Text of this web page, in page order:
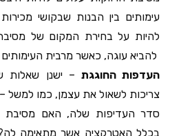
עימותים בין הבנות שבקושי
להיות על בחירת המקום של
להביא עוגה, כאשר מרבית
העדפות החוגגת – ישנן שאלות
צריכות לשאול את עצמן, כמו
סדר העדיפות שלה, האם מסיבת
בכלל האטרקציה אשר מתאימה